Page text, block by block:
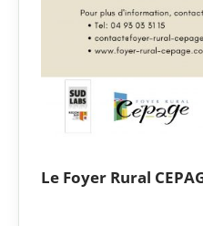
Le Foyer Rural